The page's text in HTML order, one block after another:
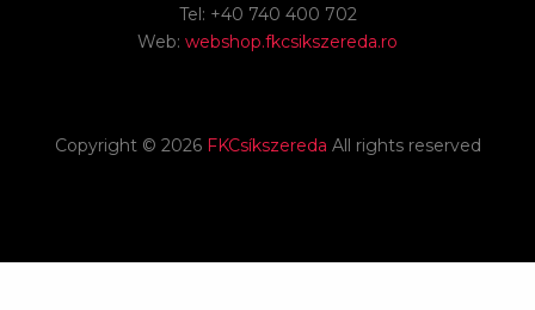
Tel: +40 740 400 702
Web: webshop.fkcsikszereda.ro
Copyright © 2026 FKCsíkszereda All rights reserved